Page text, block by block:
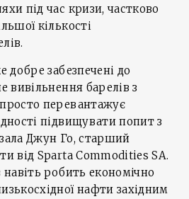
під час кризи, частково
кількості
добре забезпечені до
вивільнення барелів з
перевантажує
підвищувати попит з
Джун Го, старший
від Sparta Commodities SA.
навіть робить економічно
нафти західним